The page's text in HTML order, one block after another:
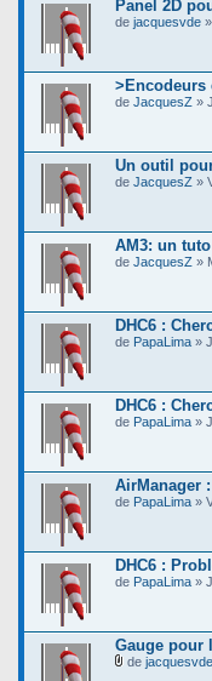
Panel 2D
de jacquesvde
>Encodeurs
de JacquesZ »
Un outil
de JacquesZ »
AM3: un
de JacquesZ »
DHC6 :
de PapaLima »
DHC6 :
de PapaLima »
AirManager
de PapaLima »
DHC6 :
de PapaLima »
Gauge pour
de jacquesvde